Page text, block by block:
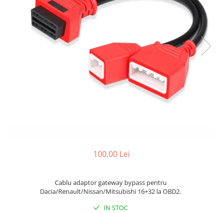
Testere Volvo
Testere multimarca
Testere Moto ATV
100,00 Lei
Cablu adaptor gateway bypass pentru
Dacia/Renault/Nissan/Mitsubishi 16+32 la OBD2.
IN STOC